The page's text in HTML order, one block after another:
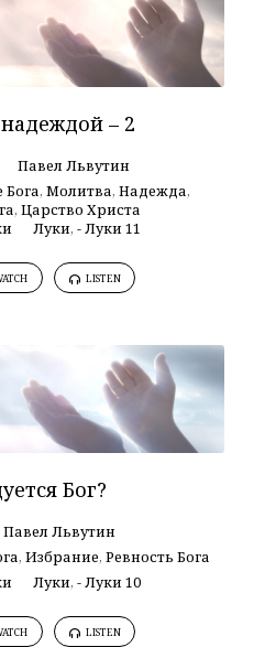
– 2
Павел Львутин
Бога, Молитва, Надежда,
, Царство Христа
Луки, - Луки 11
LISTEN
Бог?
Павел Львутин
, Избрание, Ревность Бога
Луки, - Луки 10
LISTEN